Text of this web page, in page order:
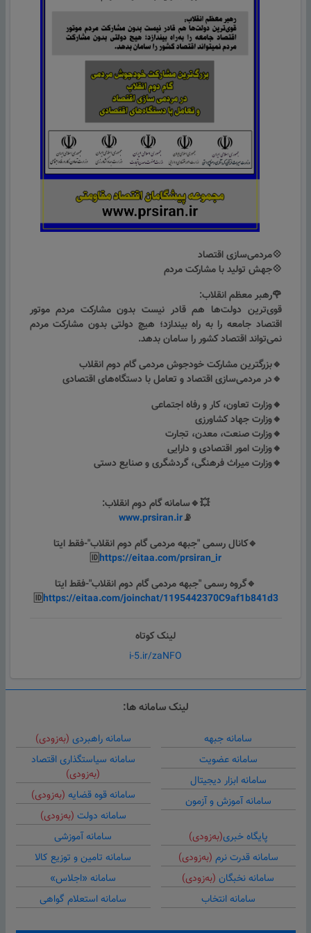
💠مردمی‌سازی اقتصاد
💠جهش تولید با مشارکت مردم
🌹رهبر معظم انقلاب:
قوی‌ترین دولت‌ها هم قادر نیست بدون مشارکت مردم موتور
اقتصاد جامعه را به راه بیندازد؛ هیچ دولتی بدون مشارکت مردم
نمی‌تواند اقتصاد کشور را سامان بدهد.
🔹بزرگترین مشارکت خودجوش مردمی گام دوم انقلاب
🔹در مردمی‌سازی اقتصاد و تعامل با دستگاه‌های اقتصادی
🔸وزارت تعاون، کار و رفاه اجتماعی
🔸وزارت جهاد کشاورزی
🔸وزارت صنعت، معدن، تجارت
🔸وزارت امور اقتصادی و دارایی
🔸وزارت میراث فرهنگی، گردشگری و صنایع دستی
💥🔹سامانه گام دوم انقلاب:
📡
www.prsiran.ir
🔹کانال رسمی "جبهه مردمی گام دوم انقلاب"-فقط ایتا
🆔https://eitaa.com/prsiran_ir
🔹گروه رسمی "جبهه مردمی گام دوم انقلاب"-فقط ایتا
🆔https://eitaa.com/joinchat/1195442370C9af1b841d3
لینک کوتاه
i-5.ir/zaNFO
لینک سامانه ها:
سامانه جبهه
سامانه عضویت
سامانه ابزار دیجیتال
سامانه آموزش و آزمون
سامانه راهبردی (به‌زودی)
سامانه سیاستگذاری اقتصاد
(به‌زودی)
سامانه قوه قضایه (به‌زودی)
سامانه دولت (به‌زودی)
پایگاه خبری(به‌زودی)
سامانه قدرت نرم (به‌زودی)
سامانه نخبگان (به‌زودی)
سامانه انتخاب
سامانه آموزشی
سامانه تامین و توزیع کالا
سامانه «اجلاس»
سامانه استعلام گواهی